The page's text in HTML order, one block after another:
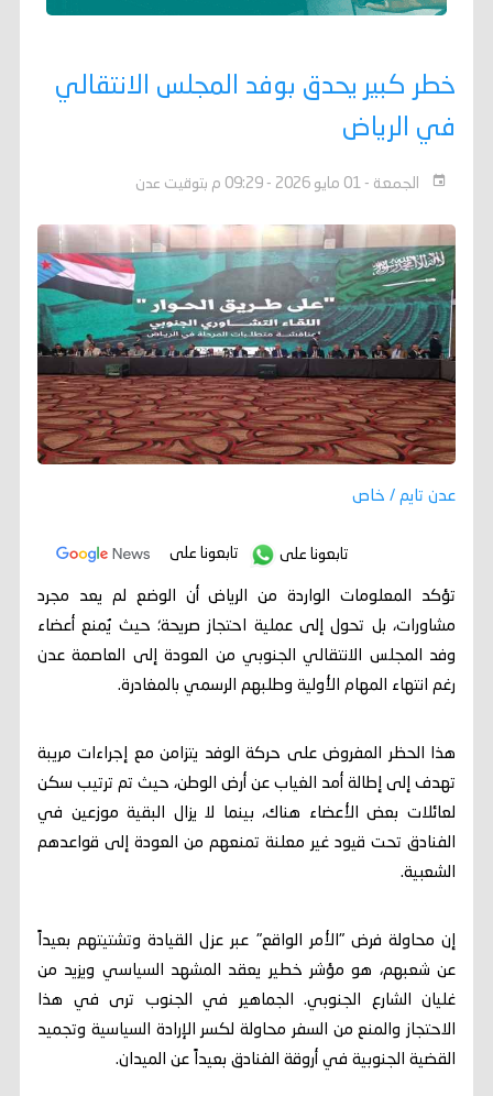
خطر كبير يحدق بوفد المجلس الانتقالي
في الرياض
الجمعة - 01 مايو 2026 - 09:29 م بتوقيت عدن
عدن تايم / خاص
تابعونا على تابعونا على
تؤكد المعلومات الواردة من الرياض أن الوضع لم يعد مجرد
مشاورات، بل تحول إلى عملية احتجاز صريحة؛ حيث يُمنع أعضاء
وفد المجلس الانتقالي الجنوبي من العودة إلى العاصمة عدن
رغم انتهاء المهام الأولية وطلبهم الرسمي بالمغادرة.
هذا الحظر المفروض على حركة الوفد يتزامن مع إجراءات مريبة
تهدف إلى إطالة أمد الغياب عن أرض الوطن، حيث تم ترتيب سكن
لعائلات بعض الأعضاء هناك، بينما لا يزال البقية موزعين في
الفنادق تحت قيود غير معلنة تمنعهم من العودة إلى قواعدهم
الشعبية.
إن محاولة فرض "الأمر الواقع" عبر عزل القيادة وتشتيتهم بعيداً
عن شعبهم، هو مؤشر خطير يعقد المشهد السياسي ويزيد من
غليان الشارع الجنوبي. الجماهير في الجنوب ترى في هذا
الاحتجاز والمنع من السفر محاولة لكسر الإرادة السياسية وتجميد
القضية الجنوبية في أروقة الفنادق بعيداً عن الميدان.